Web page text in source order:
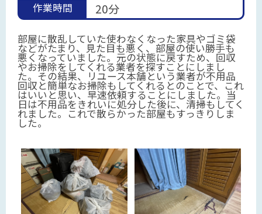
作業時間 20分
部屋に散乱していた使わなくなった家具やゴミ袋
などがたまり、見た目も悪く、部屋の使い勝手も
悪くなっていました。元の状態に戻すため、回収
やお掃除をしてくれる業者を探すことにしまし
た。その結果、リユース本舗という業者が不用品
回収と簡単なお掃除もしてくれるとのことで、これ
はいいと思い、早速依頼することにしました。当
日は不用品をきれいに処分した後に、清掃もしてく
れました。これで散らかった部屋もすっきりしま
した。